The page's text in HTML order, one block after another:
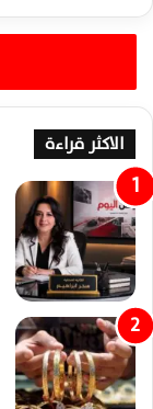
الاكثر قراءة